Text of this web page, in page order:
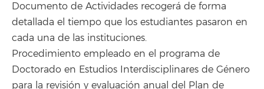
Documento de Actividades recogerá de forma
detallada el tiempo que los estudiantes pasaron en
cada una de las instituciones.
Procedimiento empleado en el programa de
Doctorado en Estudios Interdisciplinares de Género
para la revisión y evaluación anual del Plan de